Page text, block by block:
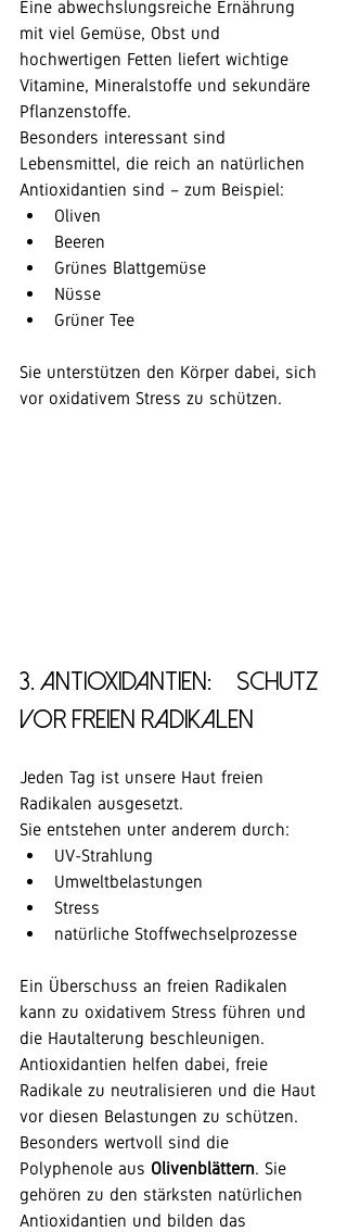
Eine abwechslungsreiche Ernährung
mit viel Gemüse, Obst und
hochwertigen Fetten liefert wichtige
Vitamine, Mineralstoffe und sekundäre
Pflanzenstoffe.
Besonders interessant sind
Lebensmittel, die reich an natürlichen
Antioxidantien sind – zum Beispiel:
Oliven
Beeren
Grünes Blattgemüse
Nüsse
Grüner Tee
Sie unterstützen den Körper dabei, sich
vor oxidativem Stress zu schützen.
3. Antioxidantien: – Schutz
vor freien Radikalen
Jeden Tag ist unsere Haut freien
Radikalen ausgesetzt.
Sie entstehen unter anderem durch:
UV-Strahlung
Umweltbelastungen
Stress
natürliche Stoffwechselprozesse
Ein Überschuss an freien Radikalen
kann zu oxidativem Stress führen und
die Hautalterung beschleunigen.
Antioxidantien helfen dabei, freie
Radikale zu neutralisieren und die Haut
vor diesen Belastungen zu schützen.
Besonders wertvoll sind die
Polyphenole aus Olivenblättern. Sie
gehören zu den stärksten natürlichen
Antioxidantien und bilden das